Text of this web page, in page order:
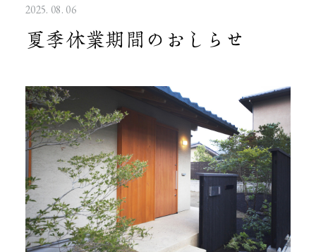
2025. 08. 06
夏季休業期間のおしらせ